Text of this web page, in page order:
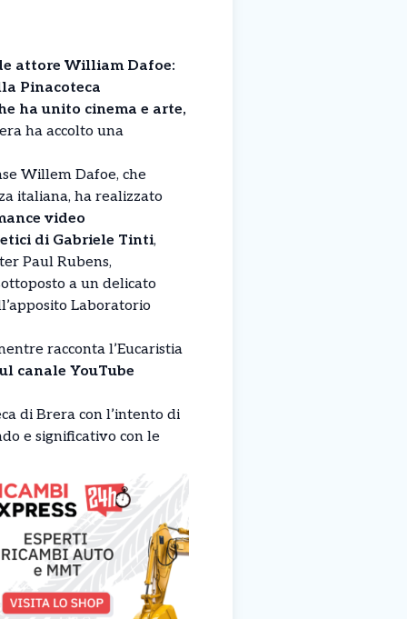
attore William Dafoe:
Pinacoteca
ha unito cinema e arte,
ha accolto una
Willem Dafoe, che
italiana, ha realizzato
video
di Gabriele Tinti,
Paul Rubens,
a un delicato
Laboratorio
racconta l’Eucaristia
canale YouTube
di Brera con l’intento di
e significativo con le